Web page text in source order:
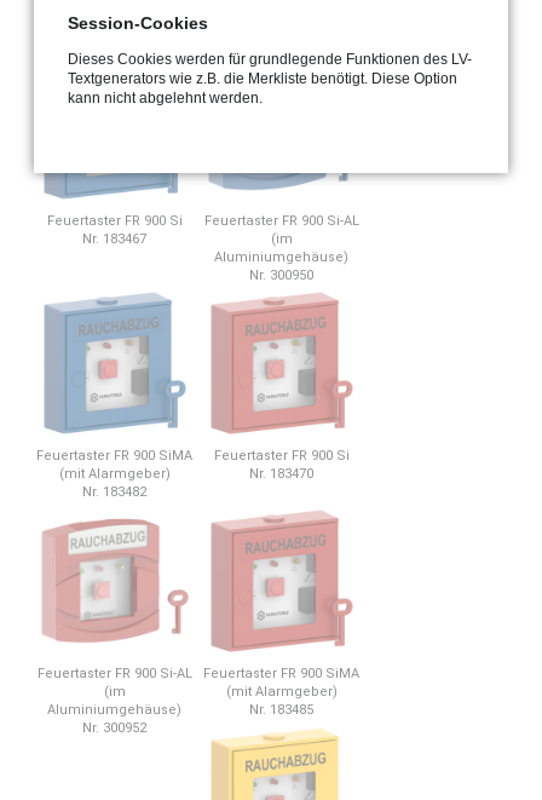
Feuertaster FR 900 Si
Nr. 183467
Feuertaster FR 900 Si-AL
(im
Aluminiumgehäuse)
Nr. 300950
Feuertaster FR 900 SiMA
(mit Alarmgeber)
Nr. 183482
Feuertaster FR 900 Si
Nr. 183470
Feuertaster FR 900 Si-AL
(im
Aluminiumgehäuse)
Nr. 300952
Feuertaster FR 900 SiMA
(mit Alarmgeber)
Nr. 183485
Session-Cookies
Dieses Cookies werden für grundlegende Funktionen des LV-
Textgenerators wie z.B. die Merkliste benötigt. Diese Option
kann nicht abgelehnt werden.